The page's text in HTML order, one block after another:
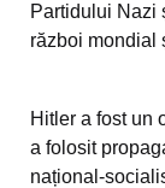
Partidului Nazi
război mondial
Hitler a fost un
a folosit
național-